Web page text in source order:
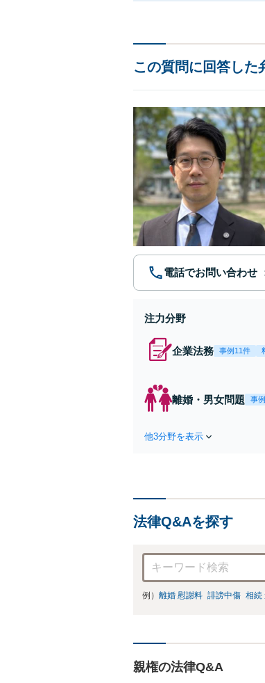
この質問に回答した
電話でお問い合わせ
注力分野
企業法務 事例11件
離婚・男女問題 事
他3分野を表示
法律Q&Aを探す
例） 離婚 慰謝料 誹謗中傷 相続
親権の法律Q&A